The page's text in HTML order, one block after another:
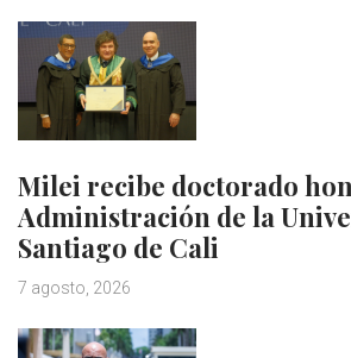
Milei recibe doctorado
Administración de la
Santiago de Cali
7 agosto, 2026